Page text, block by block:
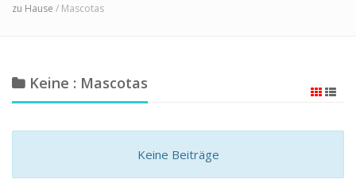
zu Hause / Mascotas
Keine : Mascotas
Keine Beiträge